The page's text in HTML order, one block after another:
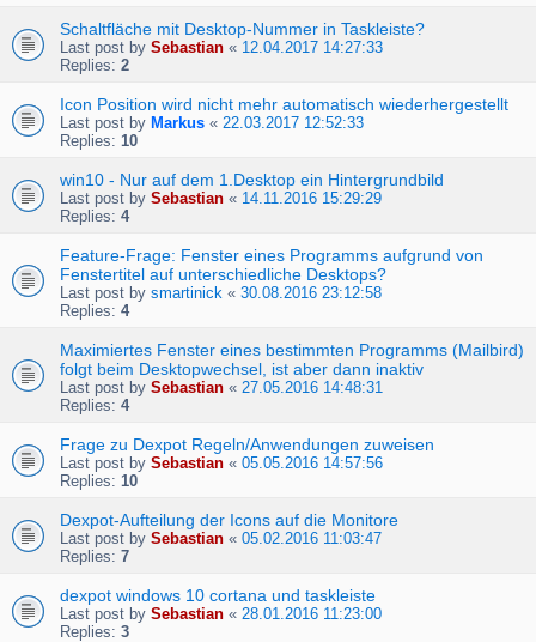
Schaltfläche mit Desktop-Nummer in Taskleiste?
Last post by Sebastian « 12.04.2017 14:27:33
Replies: 2
Icon Position wird nicht mehr automatisch wiederhergestellt
Last post by Markus « 22.03.2017 12:52:33
Replies: 10
win10 - Nur auf dem 1.Desktop ein Hintergrundbild
Last post by Sebastian « 14.11.2016 15:29:29
Replies: 4
Feature-Frage: Fenster eines Programms aufgrund von
Fenstertitel auf unterschiedliche Desktops?
Last post by smartinick « 30.08.2016 23:12:58
Replies: 4
Maximiertes Fenster eines bestimmten Programms (Mailbird)
folgt beim Desktopwechsel, ist aber dann inaktiv
Last post by Sebastian « 27.05.2016 14:48:31
Replies: 4
Frage zu Dexpot Regeln/Anwendungen zuweisen
Last post by Sebastian « 05.05.2016 14:57:56
Replies: 10
Dexpot-Aufteilung der Icons auf die Monitore
Last post by Sebastian « 05.02.2016 11:03:47
Replies: 7
dexpot windows 10 cortana und taskleiste
Last post by Sebastian « 28.01.2016 11:23:00
Replies: 3